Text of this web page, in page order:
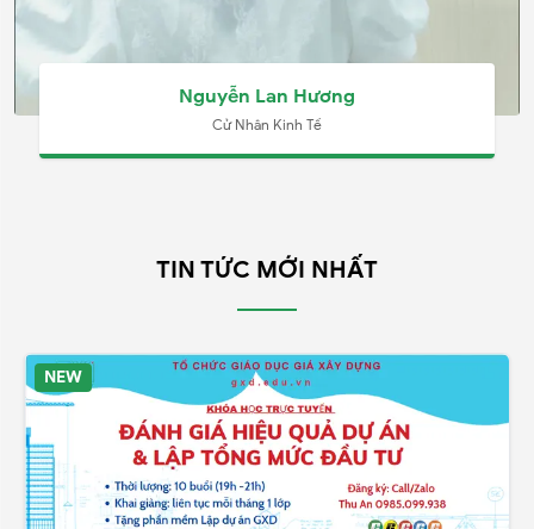
Nguyễn Lan Hương
Cử Nhân Kinh Tế
TIN TỨC MỚI NHẤT
NEW